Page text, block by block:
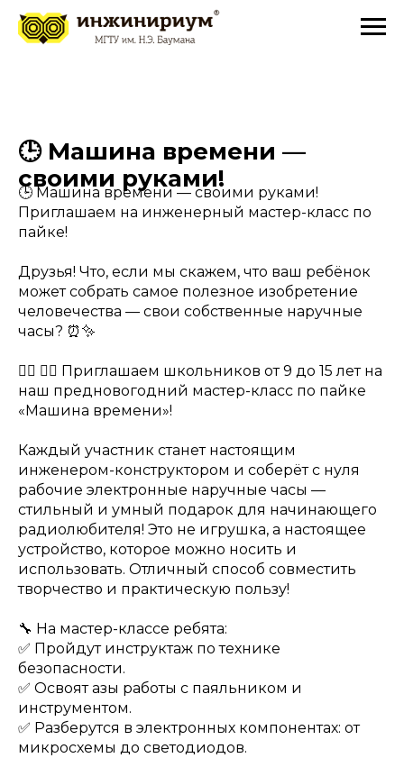
🕒 Машина времени —
своими руками!
🕒 Машина времени — своими руками!
Приглашаем на инженерный мастер-класс по
пайке!
Друзья! Что, если мы скажем, что ваш ребёнок
может собрать самое полезное изобретение
человечества — свои собственные наручные
часы? ⏰✨
💁‍♂️ 💁‍♀️ Приглашаем школьников от 9 до 15 лет на
наш предновогодний мастер-класс по пайке
«Машина времени»!
Каждый участник станет настоящим
инженером-конструктором и соберёт с нуля
рабочие электронные наручные часы —
стильный и умный подарок для начинающего
радиолюбителя! Это не игрушка, а настоящее
устройство, которое можно носить и
использовать. Отличный способ совместить
творчество и практическую пользу!
🔧 На мастер-классе ребята:
✅ Пройдут инструктаж по технике
безопасности.
✅ Освоят азы работы с паяльником и
инструментом.
✅ Разберутся в электронных компонентах: от
микросхемы до светодиодов.